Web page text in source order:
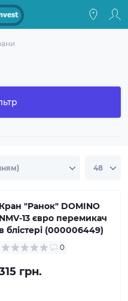
Кран ″Ранок″ DOMINO
NMV-13 євро перемикач
в блістері (000006449)
0
грн.